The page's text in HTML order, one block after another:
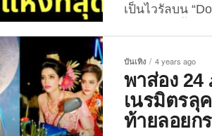
เป็นไวรัลบน
ประเทศไทยออ
21 วัน เขาเลย
ไม่มีใครเล่นสง
@Thavisin
เที่ยวหรือเปล่า
บันเทิง 4 years ago
พาส่อง 24
เนรมิตรลุ
ท้ายลอยก